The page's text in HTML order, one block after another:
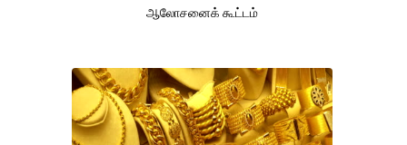
ஆலோசனைக் கூட்டம்